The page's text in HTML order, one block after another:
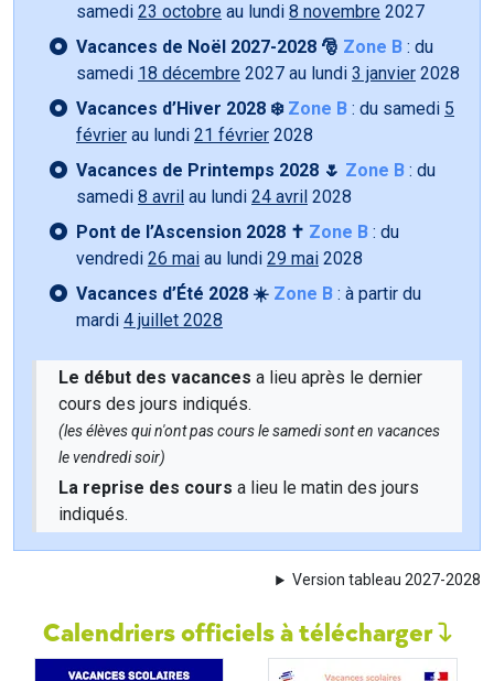
samedi 23 octobre au lundi 8 novembre 2027
Vacances de Noël 2027-2028 🎅 Zone B : du
samedi 18 décembre 2027 au lundi 3 janvier 2028
Vacances d’Hiver 2028 ❄️ Zone B : du samedi 5
février au lundi 21 février 2028
Vacances de Printemps 2028 🌷 Zone B : du
samedi 8 avril au lundi 24 avril 2028
Pont de l’Ascension 2028 ✝️ Zone B : du
vendredi 26 mai au lundi 29 mai 2028
Vacances d’Été 2028 ☀️ Zone B : à partir du
mardi 4 juillet 2028
Le début des vacances a lieu après le dernier
cours des jours indiqués.
(les élèves qui n'ont pas cours le samedi sont en vacances
le vendredi soir)
La reprise des cours a lieu le matin des jours
indiqués.
Version tableau 2027-2028
Calendriers officiels à télécharger